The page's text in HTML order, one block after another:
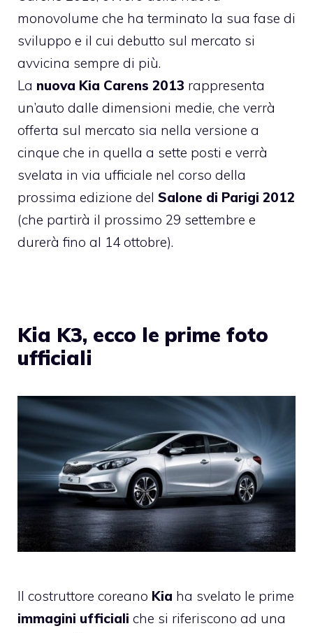
monovolume che ha terminato la sua fase di
sviluppo e il cui debutto sul mercato si
avvicina sempre di più.
La nuova Kia Carens 2013 rappresenta
un’auto dalle dimensioni medie, che verrà
offerta sul mercato sia nella versione a
cinque che in quella a sette posti e verrà
svelata in via ufficiale nel corso della
prossima edizione del Salone di Parigi 2012
(che partirà il prossimo 29 settembre e
durerà fino al 14 ottobre).
Kia K3, ecco le prime foto
ufficiali
Il costruttore coreano Kia ha svelato le prime
immagini ufficiali che si riferiscono ad una